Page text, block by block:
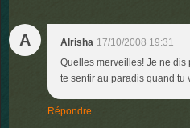
A Alrisha 17/10/2008 19:31
Quelles merveilles! Je ne dis
te sentir au paradis quand tu
Répondre